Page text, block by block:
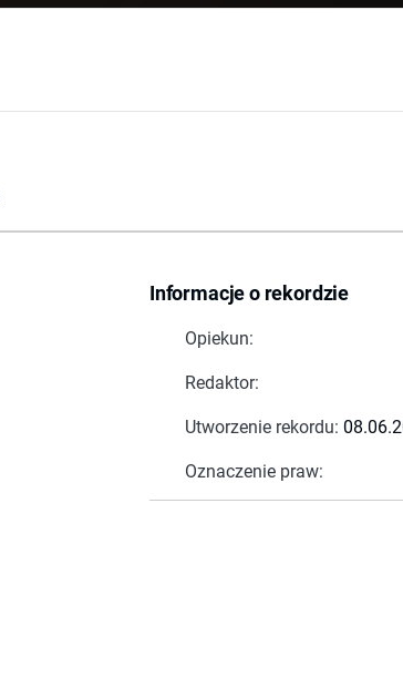
Informacje o rekordzie
Opiekun:
Redaktor:
Utworzenie rekordu:
Oznaczenie praw: